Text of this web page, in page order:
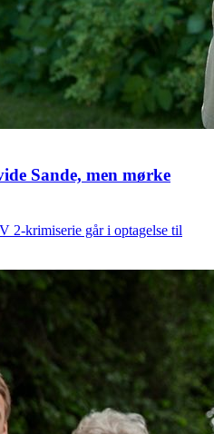
Sande, men mørke
2-krimiserie går i optagelse til